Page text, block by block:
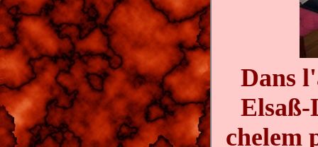
Dans
chelem